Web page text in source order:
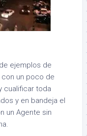
ejemplos de
con un poco de
cualificar toda
y en bandeja el
un Agente sin